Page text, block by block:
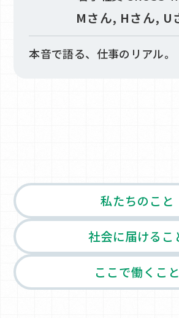
Mさん, Hさん, U
本音で語る、仕事のリアル。​
私たちのこと
社会に届けるこ
ここで働くこと